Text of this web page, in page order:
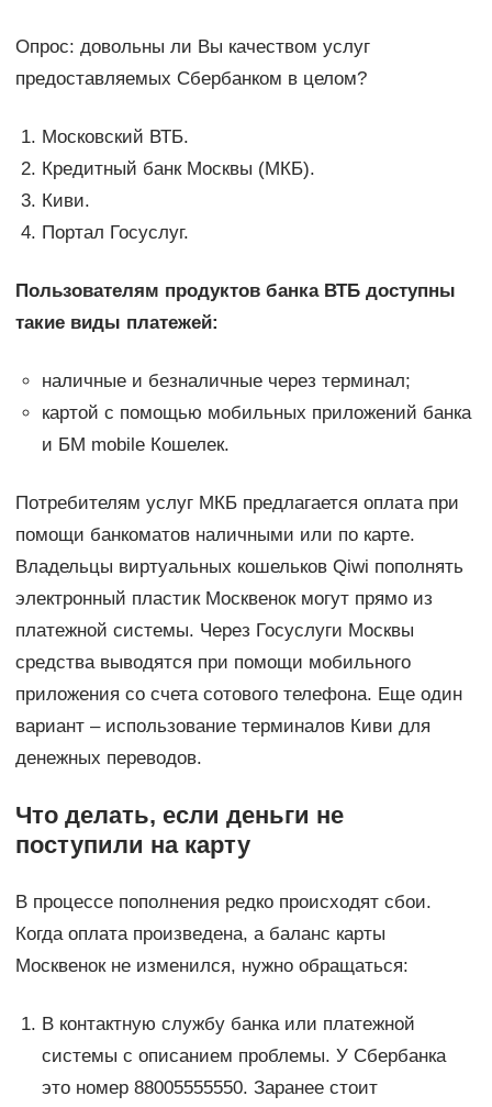
Опрос: довольны ли Вы качеством услуг
предоставляемых Сбербанком в целом?
Московский ВТБ.
Кредитный банк Москвы (МКБ).
Киви.
Портал Госуслуг.
Пользователям продуктов банка ВТБ доступны
такие виды платежей:
наличные и безналичные через терминал;
картой с помощью мобильных приложений банка
и БМ mobile Кошелек.
Потребителям услуг МКБ предлагается оплата при
помощи банкоматов наличными или по карте.
Владельцы виртуальных кошельков Qiwi пополнять
электронный пластик Москвенок могут прямо из
платежной системы. Через Госуслуги Москвы
средства выводятся при помощи мобильного
приложения со счета сотового телефона. Еще один
вариант – использование терминалов Киви для
денежных переводов.
Что делать, если деньги не
поступили на карту
В процессе пополнения редко происходят сбои.
Когда оплата произведена, а баланс карты
Москвенок не изменился, нужно обращаться:
В контактную службу банка или платежной
системы с описанием проблемы. У Сбербанка
это номер 88005555550. Заранее стоит